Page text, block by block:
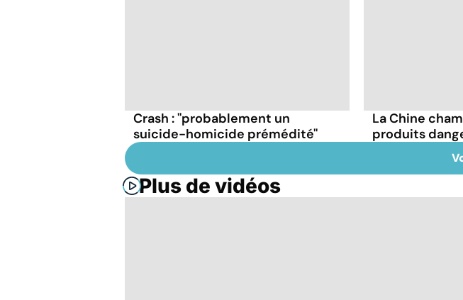
Crash : ''probablement un
suicide-homicide prémédité''
La Chine
produits
Plus de vidéos